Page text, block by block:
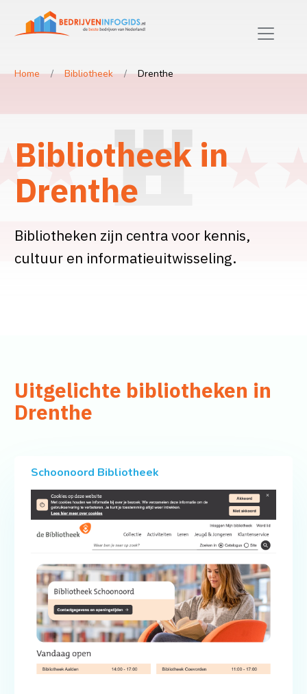
Home Bibliotheek Drenthe
Bibliotheek in
Drenthe
Bibliotheken zijn centra voor kennis,
cultuur en informatieuitwisseling.
Uitgelichte bibliotheken in
Drenthe
Schoonoord Bibliotheek